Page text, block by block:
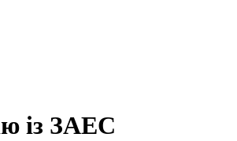
із ЗАЕС